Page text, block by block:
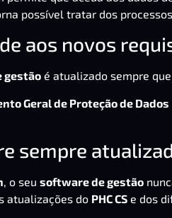
possível tratar dos
aos novos
gestão é atualizado sempre
Geral de Proteção de Dados
sempre
, o seu software de gestão
atualizações do PHC CS e dos